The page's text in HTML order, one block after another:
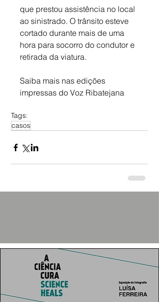
que prestou assistência no local
ao sinistrado. O trânsito esteve
cortado durante mais de uma
hora para socorro do condutor e
retirada da viatura.
Saiba mais nas edições
impressas do Voz Ribatejana
Tags:
casos